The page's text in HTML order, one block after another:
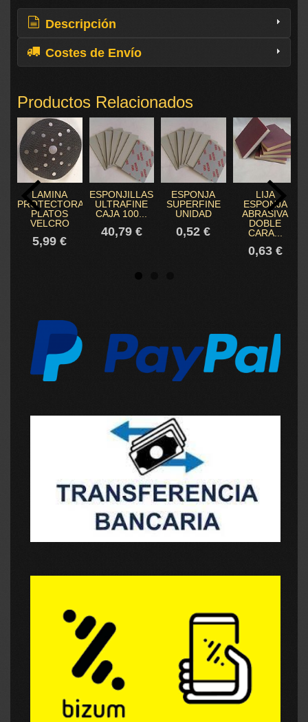
Descripción
Costes de Envío
Productos Relacionados
LAMINA
PROTECTORA
PLATOS
VELCRO
5,99 €
ESPONJILLAS
ULTRAFINE
CAJA 100...
40,79 €
ESPONJA
SUPERFINE
UNIDAD
0,52 €
LIJA
ESPONJA
ABRASIVA
DOBLE
CARA...
0,63 €